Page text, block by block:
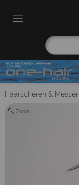
Haarscheren & Messer
Zoom